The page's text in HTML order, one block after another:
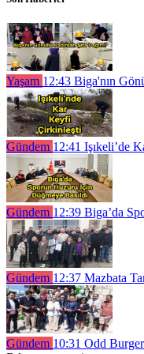
Yaşam 12:43 Biga'nın
Gündem 12:41 Işıkeli’de
Gündem 12:39 Biga’da
Gündem 12:37 Mazbata
Gündem 10:31 Odd